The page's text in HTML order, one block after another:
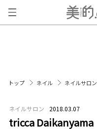
トップ ネイル ネイルサロン
ネイルサロン 2018.03.07
tricca Daikanyama